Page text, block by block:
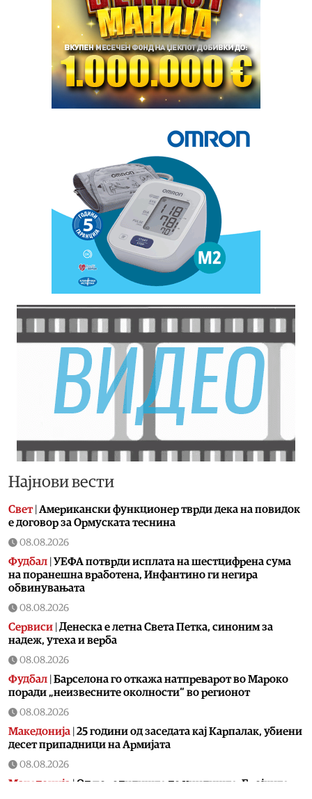
Најнови вести
Свет| Американски функционер тврди дека на повидок
е договор за Ормуската теснина
08.08.2026
Фудбал УЕФА потврди исплата на шестцифрена сума
на поранешна вработена, Инфантино ги негира
обвинувањата
08.08.2026
Сервиси Денеска е летна Света Петка, синоним за
надеж, утеха и верба
08.08.2026
Фудбал Барселона го откажа натпреварот во Мароко
поради „неизвесните околности“ во регионот
08.08.2026
Македонија 25 години од заседата кај Карпалак, убиени
десет припадници на Армијата
08.08.2026
Македонија | Од породилиште до училиште: Бројките